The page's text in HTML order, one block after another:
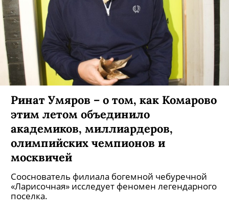
Ринат Умяров – о том, как Комарово
этим летом объединило
академиков, миллиардеров,
олимпийских чемпионов и
москвичей
Сооснователь филиала богемной чебуречной
«Ларисочная» исследует феномен легендарного
поселка.